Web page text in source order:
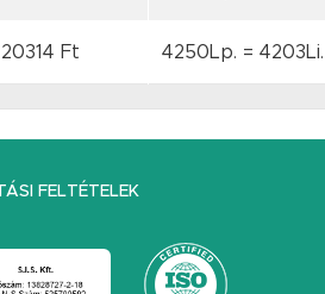
20314 Ft 4250Lp. = 4203Li.
FELTÉTELEK